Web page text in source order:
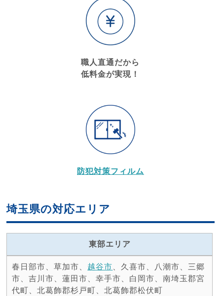
職人直通だから
低料金が実現！
防犯対策フィルム
埼玉県の対応エリア
東部エリア
春日部市、草加市、 越谷市 、久喜市、八潮市、三郷
市、吉川市、蓮田市、幸手市、白岡市、南埼玉郡宮
代町、北葛飾郡杉戸町、北葛飾郡松伏町